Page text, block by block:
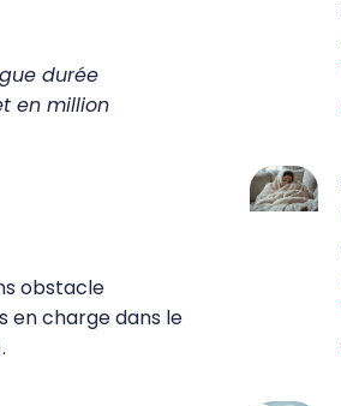
durée
en million
obstacle
en charge dans le